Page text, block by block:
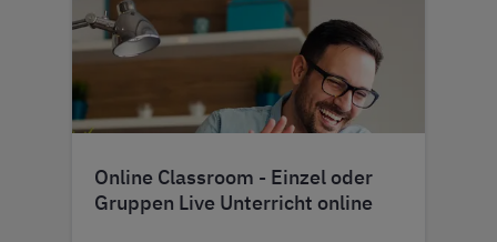
Online Classroom - Einzel oder
Gruppen Live Unterricht online